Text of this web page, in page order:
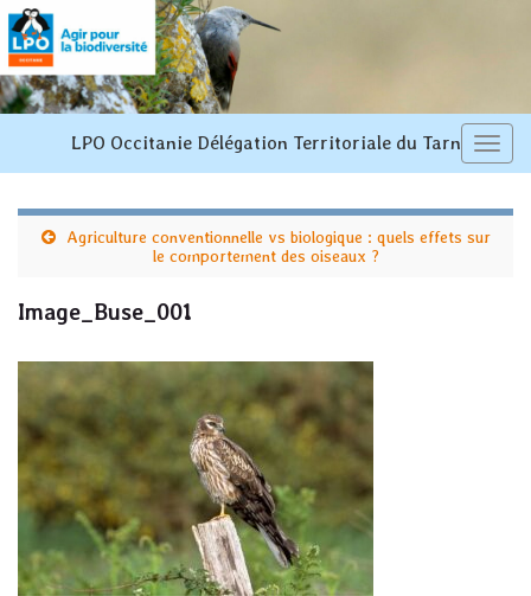
LPO Occitanie Délégation Territoriale du Tarn
Agriculture conventionnelle vs biologique : quels effets sur
le comportement des oiseaux ?
Image_Buse_001